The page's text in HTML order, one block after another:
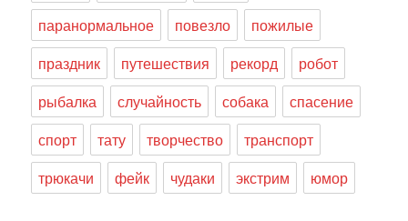
паранормальное
повезло
пожилые
праздник
путешествия рекорд
робот
рыбалка
случайность собака
спасение
спорт
тату творчество
транспорт
трюкачи
фейк чудаки экстрим юмор